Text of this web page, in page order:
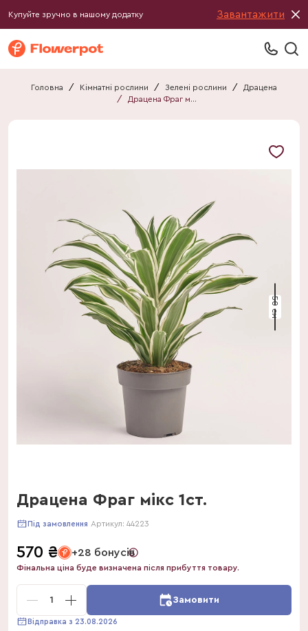
Купуйте зручно в нашому додатку Завантажити
Головна / Кімнатні рослини / Зелені рослини /
Драцена
/
Драцена Фраг мікс 1ст.
50 см
Драцена Фраг мікс 1ст.
Під замовлення Артикул: 44223
570 ₴ +28 бонусів
Фінальна ціна буде визначена після прибуття товару.
1 Замовити
Відправка з 23.08.2026